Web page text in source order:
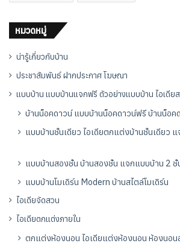
หมวดหมู่
น่ารู้เกี่ยวกับบ้าน
ประชาสัมพันธ์ ฝากประกาศ โฆษณา
แบบบ้าน แบบบ้านแจกฟรี ตัวอย่างแบบบ้าน ไอเดีย
บ้านน็อคดาวน์ แบบบ้านน็อคดาวน์ฟรี บ้านน็อค
แบบบ้านชั้นเดียว ไอเดียตกแต่งบ้านชั้นเดียว
แบบบ้านสองชั้น บ้านสองชั้น แจกแบบบ้าน 2
แบบบ้านโมเดิร์น Modern บ้านสไตล์โมเดิร์น
ไอเดียจัดสวน
ไอเดียตกแต่งภายใน
ตกแต่งห้องนอน ไอเดียแต่งห้องนอน ห้องนอน